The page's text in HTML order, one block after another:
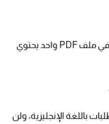
يجب رفع المستندات المطلوبة في ملف PDF واحد يحتوي
باللغة الإنجليزية، ولن